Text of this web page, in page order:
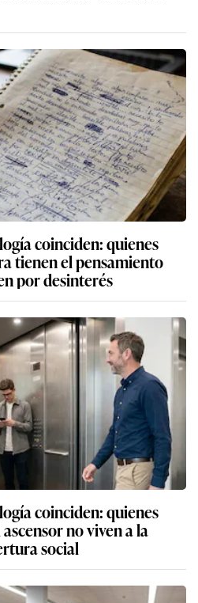
coinciden: quienes
tienen el pensamiento
por desinterés
coinciden: quienes
no viven a la
social